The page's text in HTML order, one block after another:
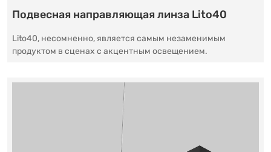
Подвесная направляющая линза Lito40
Lito40, несомненно, является самым незаменимым
продуктом в сценах с акцентным освещением.